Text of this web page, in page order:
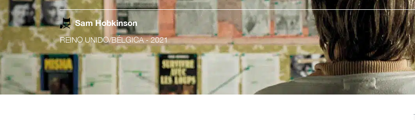
Sam Hobkinson
REINO UNIDO/BÉLGICA- 2021